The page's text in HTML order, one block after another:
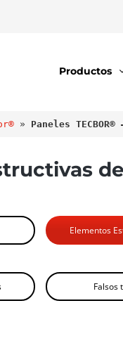
Productos
» Paneles
Elementos
Falsos